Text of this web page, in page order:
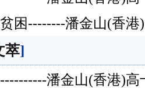
贫困--------潘金山(香
萃]
潘金山(香港)